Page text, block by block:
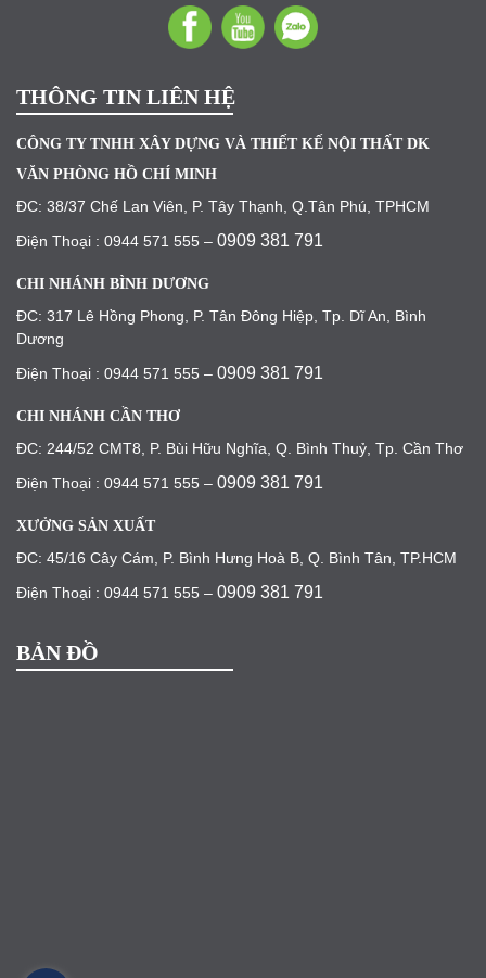
THÔNG TIN LIÊN HỆ
CÔNG TY TNHH XÂY DỰNG VÀ THIẾT KẾ NỘI THẤT DK
VĂN PHÒNG HỒ CHÍ MINH
ĐC: 38/37 Chế Lan Viên, P. Tây Thạnh, Q.Tân Phú, TPHCM
Điện Thoại : 0944 571 555 – 0909 381 791
CHI NHÁNH BÌNH DƯƠNG
ĐC: 317 Lê Hồng Phong, P. Tân Đông Hiệp, Tp. Dĩ An, Bình
Dương
Điện Thoại : 0944 571 555 – 0909 381 791
CHI NHÁNH CẦN THƠ
ĐC: 244/52 CMT8, P. Bùi Hữu Nghĩa, Q. Bình Thuỷ, Tp. Cần Thơ
Điện Thoại : 0944 571 555 – 0909 381 791
XƯỞNG SẢN XUẤT
ĐC: 45/16 Cây Cám, P. Bình Hưng Hoà B, Q. Bình Tân, TP.HCM
Điện Thoại : 0944 571 555 – 0909 381 791
BẢN ĐỒ